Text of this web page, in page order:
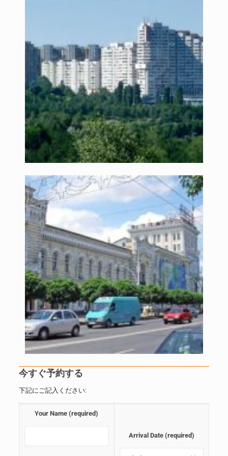
今すぐ予約する
下記にご記入ください:
Your Name (required)
Arrival Date (required)